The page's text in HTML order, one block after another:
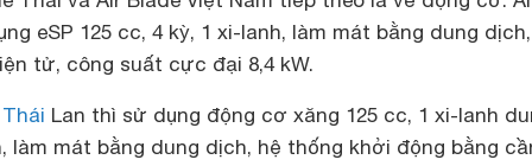
eSP 125 cc, 4 kỳ, 1 xi-lanh, làm mát bằng dung
tử, công suất cực đại 8,4 kW.
Lan thì sử dụng động cơ xăng 125 cc, 1 xi-lanh
làm mát bằng dung dịch, hệ thống khởi động bằng